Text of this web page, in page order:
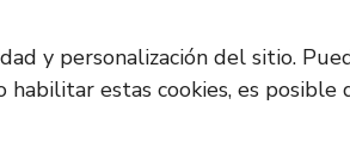
y personalización del sitio.
habilitar estas cookies, es